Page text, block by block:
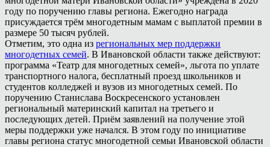
году по поручению главы региона. Ежегодно награда
присуждается трём многодетным мамам с выплатой премии в
размере 50 тысяч рублей.
Отметим, это одна из региональных мер поддержки
многодетных семей. В Ивановской области также действуют:
программа «Театр для многодетных семей», льгота по уплате
транспортного налога, бесплатный проезд школьников и
студентов колледжей и вузов из многодетных семей. По
поручению Станислава Воскресенского установлен
региональный материнский капитал на третьего и
последующих детей. Приём заявлений на получение этой
меры поддержки уже начался. В этом году по инициативе
главы региона статус многодетной семьи Ивановской области